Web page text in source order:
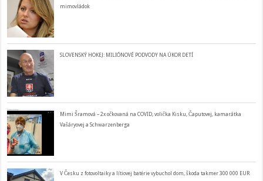
mimovládok
SLOVENSKÝ HOKEJ: MILIÓNOVÉ PODVODY NA ÚKOR DETÍ
Mimi Šramová – 2x očkovaná na COVID, volička Kisku, Čaputovej, kamarátka
Vašáryovej a Schwarzenberga
V Česku z fotovoltaiky a lítiovej batérie vybuchol dom, škoda takmer 300 000 EUR